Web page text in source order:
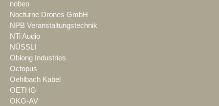
nobeo
Nocturne Drones GmbH
NPB Veranstaltungstechnik
NTi Audio
NÜSSLI
Oblong Industries
Octopus
Oehlbach Kabel
OETHG
OKG-AV